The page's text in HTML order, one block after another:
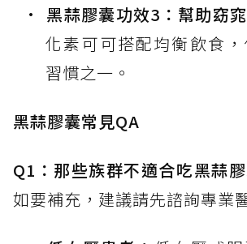
黑蒜膠囊功效3：幫助窈
化素可可搭配均衡飲食
習慣之一。
黑蒜膠囊常見QA
Q1：那些族群不適合吃黑蒜
如要補充，建議請先諮詢專業